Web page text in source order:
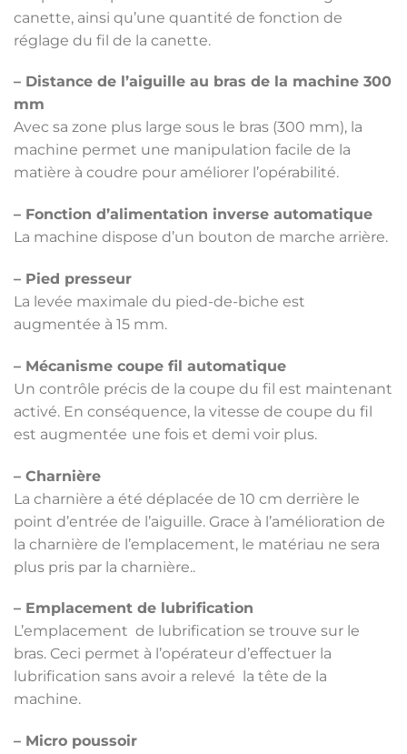
canette, ainsi qu’une quantité de fonction de
réglage du fil de la canette.
– Distance de l’aiguille au bras de la machine 300
mm
Avec sa zone plus large sous le bras (300 mm), la
machine permet une manipulation facile de la
matière à coudre pour améliorer l’opérabilité.
– Fonction d’alimentation inverse automatique
La machine dispose d’un bouton de marche arrière.
– Pied presseur
La levée maximale du pied-de-biche est
augmentée à 15 mm.
– Mécanisme coupe fil automatique
Un contrôle précis de la coupe du fil est maintenant
activé. En conséquence, la vitesse de coupe du fil
est augmentée une fois et demi voir plus.
– Charnière
La charnière a été déplacée de 10 cm derrière le
point d’entrée de l’aiguille. Grace à l’amélioration de
la charnière de l’emplacement, le matériau ne sera
plus pris par la charnière..
– Emplacement de lubrification
L’emplacement de lubrification se trouve sur le
bras. Ceci permet à l’opérateur d’effectuer la
lubrification sans avoir a relevé la tête de la
machine.
– Micro poussoir